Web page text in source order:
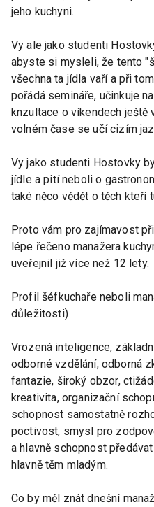
jeho kuchyni.
Vy ale jako studenti
abyste si mysleli, že tento
všechna ta jídla vaří a při
pořádá semináře, učinkuje
knzultace o víkendech ještě
volném čase se učí cizím
Vy jako studenti Hostovky
jídle a pití neboli o
také něco vědět o těch kteří
Proto vám pro zajímavost
lépe řečeno manažera
uveřejnil již více než 12 lety.
Profil šéfkuchaře neboli
důležitosti)
Vrozená inteligence,
odborné vzdělání, odborná
fantazie, široký obzor,
kreativita, organizační
schopnost samostatně
poctivost, smysl pro
a hlavně schopnost
hlavně těm mladým.
Co by měl znát dnešní